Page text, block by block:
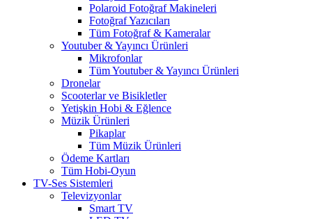
Polaroid Fotoğraf Makineleri
Fotoğraf Yazıcıları
Tüm Fotoğraf & Kameralar
Youtuber & Yayıncı Ürünleri
Mikrofonlar
Tüm Youtuber & Yayıncı Ürünleri
Dronelar
Scooterlar ve Bisikletler
Yetişkin Hobi & Eğlence
Müzik Ürünleri
Pikaplar
Tüm Müzik Ürünleri
Ödeme Kartları
Tüm Hobi-Oyun
TV-Ses Sistemleri
Televizyonlar
Smart TV